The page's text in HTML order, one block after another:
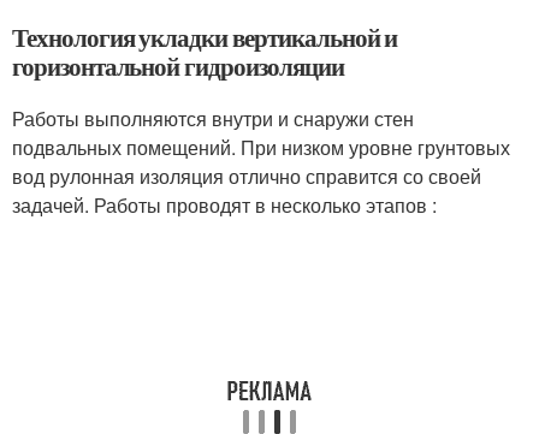
Технология укладки вертикальной и
горизонтальной гидроизоляции
Работы выполняются внутри и снаружи стен
подвальных помещений. При низком уровне грунтовых
вод рулонная изоляция отлично справится со своей
задачей. Работы проводят в несколько этапов :